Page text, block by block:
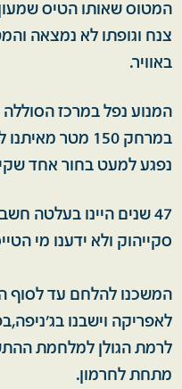
המטוס שאותו הטיס
צנח וגופתו לא נמצאה
באוויר.
המנוע נפל במרכז הסוללה
במרחק 150 מטר
נפגע למעט בחור אחד
47 שנים היינו בעלטה
סקייהוק ולא ידענו מי
המשכנו להלחם עד לסוף
לרמת הגולן למלחמת
מתחת לחרמון.